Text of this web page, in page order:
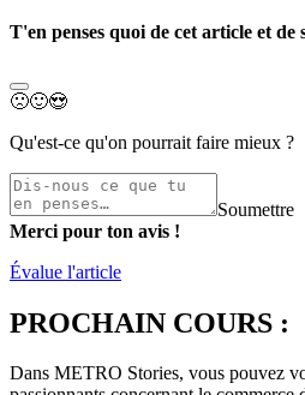
T'en penses quoi de cet article et
🙁🙂😍
Qu'est-ce qu'on pourrait faire mieux ?
Soumettre
Merci pour ton avis !
Évalue l'article
PROCHAIN COURS :
Dans METRO Stories, vous pouvez